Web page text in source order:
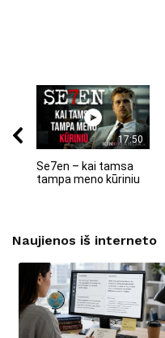
17:50
Se7en – kai tamsa
tampa meno kūriniu
Naujienos iš interneto